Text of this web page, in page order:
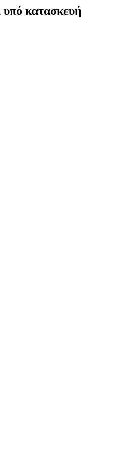
υπό κατασκευή